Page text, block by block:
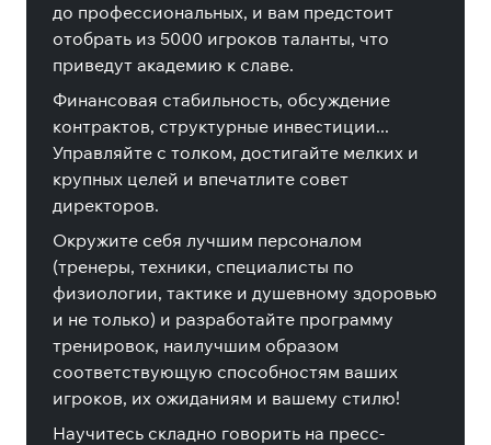
до профессиональных, и вам предстоит
отобрать из 5000 игроков таланты, что
приведут академию к славе.
Финансовая стабильность, обсуждение
контрактов, структурные инвестиции...
Управляйте с толком, достигайте мелких и
крупных целей и впечатлите совет
директоров.
Окружите себя лучшим персоналом
(тренеры, техники, специалисты по
физиологии, тактике и душевному здоровью
и не только) и разработайте программу
тренировок, наилучшим образом
соответствующую способностям ваших
игроков, их ожиданиям и вашему стилю!
Научитесь складно говорить на пресс-